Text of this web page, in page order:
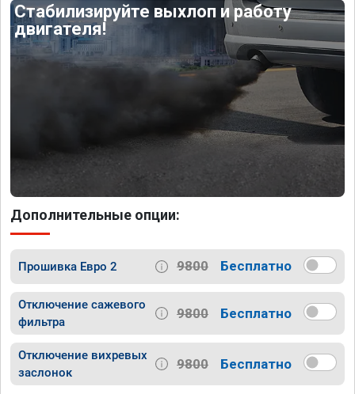
Стабилизируйте выхлоп и работу
двигателя!
Дополнительные опции:
Прошивка Евро 2 9800 Бесплатно
Отключение сажевого
фильтра
9800 Бесплатно
Отключение вихревых
заслонок
9800 Бесплатно